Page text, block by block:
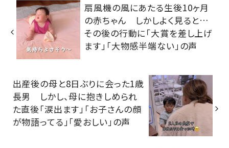
扇風機の風にあたる生後10ヶ月
の赤ちゃん しかしよく見ると…
その後の行動に「大賞を差し上げ
ます」「大物感半端ない」の声
出産後の母と8日ぶりに会った1歳
長男 しかし、母に抱きしめられ
た直後「涙出ます」「お子さんの顔
が物語ってる」「愛おしい」の声